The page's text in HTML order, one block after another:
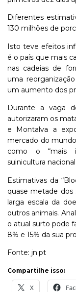
Diferentes
130 milhões de
Isto teve efeitos
é o país que mais
nas cadeias de
uma
um aumento dos
Durante a vaga
autorizaram os
e Montalva a
mercado do
como o “mais
suinicultura
Estimativas da
quase metade
larga escala da
outros animais.
o atual surto pode
8% e 15% da sua
Fonte: jn.pt
Compartilhe isso:
X